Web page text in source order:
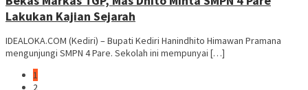
Lakukan Kajian Sejarah
IDEALOKA.COM (Kediri) – Bupati Kediri Hanindhito Himawan Pramana
mengunjungi SMPN 4 Pare. Sekolah ini mempunyai […]
1
2